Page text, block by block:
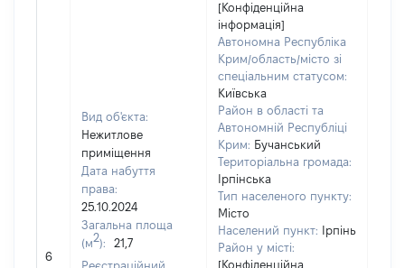
6
Вид об'єкта:
Нежитлове
приміщення
Дата набуття
права:
25.10.2024
Загальна площа
(м2):
21,7
Реєстраційний
[Конфіденційна
інформація]
Автономна Республіка
Крим/область/місто зі
спеціальним статусом:
Київська
Район в області та
Автономній Республіці
Крим: Бучанський
Територіальна громада:
Ірпінська
Тип населеного пункту:
Місто
Населений пункт:
Ірпінь
Район у місті:
[Конфіденційна